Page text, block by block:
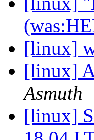
[linux]
[linux]
Asmuth
[linux]